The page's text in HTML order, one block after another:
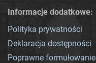
Informacje dodatkowe:
Polityka prywatności
Deklaracja dostępności
Poprawne